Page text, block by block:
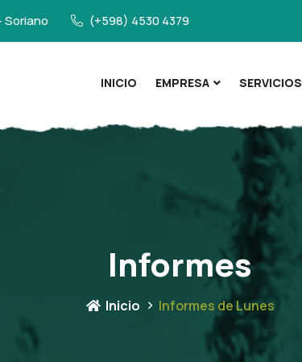
Soriano (+598) 4530 4379
INICIO EMPRESA SERVICIOS
Informes
Inicio Informes de Lunes